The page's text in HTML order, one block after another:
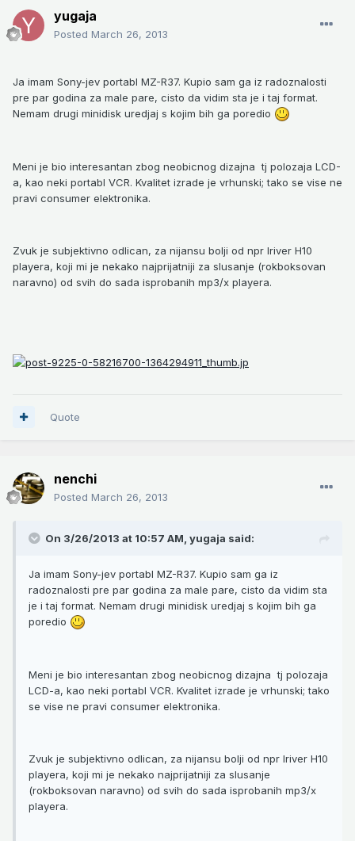
yugaja
Posted March 26, 2013
Ja imam Sony-jev portabl MZ-R37. Kupio sam ga iz radoznalosti
pre par godina za male pare, cisto da vidim sta je i taj format.
Nemam drugi minidisk uredjaj s kojim bih ga poredio
Meni je bio interesantan zbog neobicnog dizajna tj polozaja LCD-
a, kao neki portabl VCR. Kvalitet izrade je vrhunski; tako se vise ne
pravi consumer elektronika.
Zvuk je subjektivno odlican, za nijansu bolji od npr Iriver H10
playera, koji mi je nekako najprijatniji za slusanje (rokboksovan
naravno) od svih do sada isprobanih mp3/x playera.
Quote
nenchi
Posted March 26, 2013
On 3/26/2013 at 10:57 AM, yugaja said:
Ja imam Sony-jev portabl MZ-R37. Kupio sam ga iz
radoznalosti pre par godina za male pare, cisto da vidim sta
je i taj format. Nemam drugi minidisk uredjaj s kojim bih ga
poredio
Meni je bio interesantan zbog neobicnog dizajna tj polozaja
LCD-a, kao neki portabl VCR. Kvalitet izrade je vrhunski; tako
se vise ne pravi consumer elektronika.
Zvuk je subjektivno odlican, za nijansu bolji od npr Iriver H10
playera, koji mi je nekako najprijatniji za slusanje
(rokboksovan naravno) od svih do sada isprobanih mp3/x
playera.